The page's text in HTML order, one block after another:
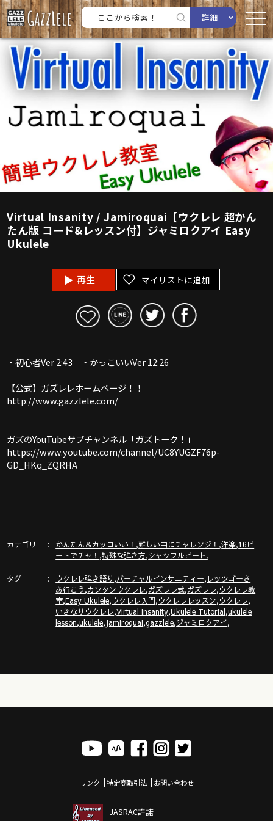
詳細
Virtual Insanity / Jamiroquai【ウクレレ 超かん
たん版 コード&レッスン付】ジャミロクアイ Easy
Ukulele
再生 マイリストに追加
・初心者Ver 2:43 ・かっこいいVer 12:26
【公式】ガズレレホームページ！！
http://www.gazzlele.com/
ガズのYouTubeサブチャンネル「ガズトーク！」
https://www.youtube.com/channel/UC8YUGZF76p-
GD_HKq_ZQRHA
カテゴリ かんたん＆カッコいい！ ,難しい曲にチャレンジ！ ,洋楽,16ビ
ートでチャ！ ,特殊な弾き方,シャッフルビート,
タグ ウクレレ弾き語り ,バーチャルインサニティー, レッツゴーさ
あ行こう,カンタンウクレレ,ガズレレ式,ガズレレ,ウクレレ教
室,Easy Ukulele,ウクレレ入門,ウクレレレッスン,ウクレレ,
いきなりウクレレ,Virtual Insanity,Ukulele Tutorial,ukulele
lesson,ukulele,Jamiroquai,gazzlele,ジャミロクアイ,
リンク 特定商取引法 お問い合わせ
JASRAC許諾